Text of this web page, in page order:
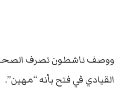
ووصف ناشطون تصرف
القيادي في فتح بأنه “مهين”.